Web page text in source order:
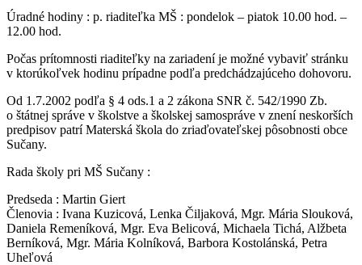
Úradné hodiny : p. riaditeľka MŠ : pondelok – piatok 10.00 hod. –
12.00 hod.
Počas prítomnosti riaditeľky na zariadení je možné vybaviť stránku
v ktorúkoľvek hodinu prípadne podľa predchádzajúceho dohovoru.
Od 1.7.2002 podľa § 4 ods.1 a 2 zákona SNR č. 542/1990 Zb.
o štátnej správe v školstve a školskej samospráve v znení neskorších
predpisov patrí Materská škola do zriaďovateľskej pôsobnosti obce
Sučany.
Rada školy pri MŠ Sučany :
Predseda : Martin Giert
Členovia : Ivana Kuzicová, Lenka Čiljaková, Mgr. Mária Slouková,
Daniela Remeníková, Mgr. Eva Belicová, Michaela Tichá, Alžbeta
Berníková, Mgr. Mária Kolníková, Barbora Kostolánská, Petra
Uheľová